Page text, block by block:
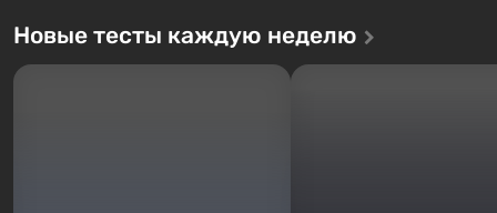
Новые тесты каждую неделю